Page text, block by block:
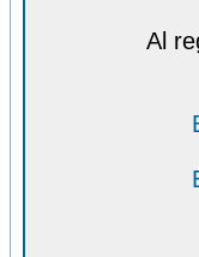
Al